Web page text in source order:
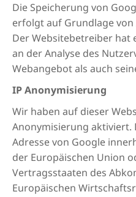
Die Speicherung von
erfolgt auf Grundlage von
Der Websitebetreiber hat
an der Analyse des
Webangebot als auch
IP Anonymisierung
Wir haben auf dieser
Anonymisierung aktiviert.
Adresse von Google
der Europäischen Union
Vertragsstaaten des
Europäischen